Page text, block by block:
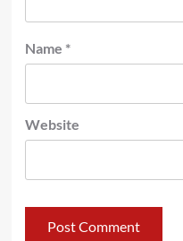
Name *
Website